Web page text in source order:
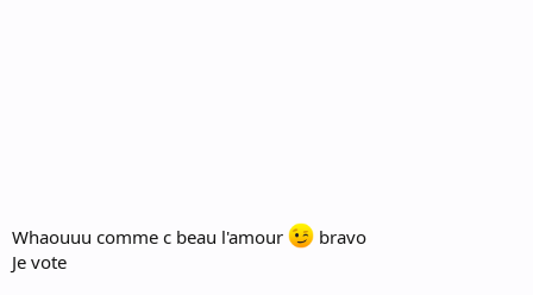
Whaouuu comme c beau l'amour
bravo
Je vote